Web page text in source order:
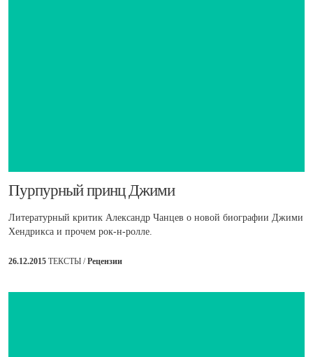
Пурпурный принц Джими
Литературный критик Александр Чанцев о новой биографии Джими
Хендрикса и прочем рок-н-ролле.
26.12.2015 ТЕКСТЫ /Рецензии